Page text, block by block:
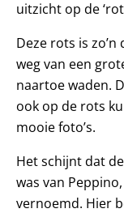
uitzicht op de
Deze rots is
weg van een
naartoe waden.
ook op de rots
mooie foto’s.
Het schijnt dat
was van
vernoemd. Hier